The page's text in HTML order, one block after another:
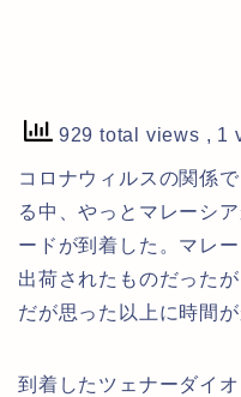
929 total views , 1
コロナウィルスの関係
る中、やっとマレーシ
ードが到着した。マレ
出荷されたものだった
だが思った以上に時間が
到着したツェナーダイ